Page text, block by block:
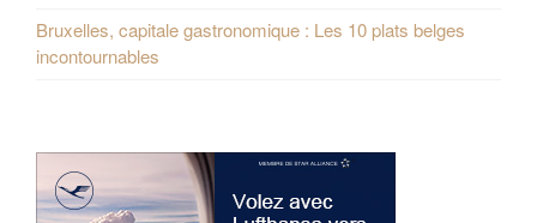
Bruxelles, capitale gastronomique : Les 10 plats belges
incontournables